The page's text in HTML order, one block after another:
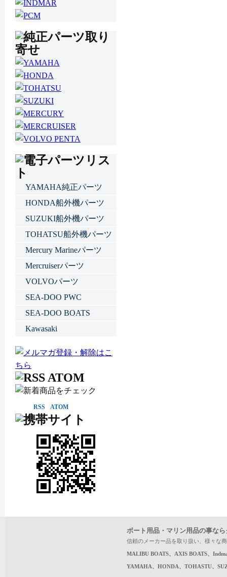
YAMAHA純正パーツ
HONDA船外機パーツ
SUZUKI船外機パーツ
TOHATSU船外機パーツ
Mercury Marineパーツ
Mercruiserパーツ
VOLVOパーツ
SEA-DOO PWC
SEA-DOO BOATS
Kawasaki
RSS ATOM
ボート用品・マリン用品の事な
信頼のメーカー品を取り扱い、様々な
MALIBU BOATS、AXIS BOATS、
YAMAHA、HONDA、TOHASTU、